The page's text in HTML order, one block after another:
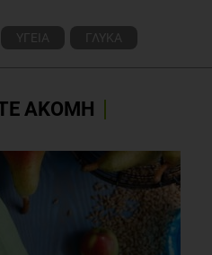
ΥΓΕΙΑ ΓΛΥΚΑ
ΑΚΟΜΗ